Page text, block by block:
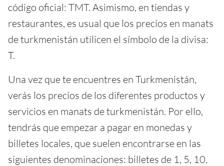
código oficial: TMT. Asimismo, en tiendas y
restaurantes, es usual que los precios en manats
de turkmenistán utilicen el símbolo de la divisa:
T.
Una vez que te encuentres en Turkmenistán,
verás los precios de los diferentes productos y
servicios en manats de turkmenistán. Por ello,
tendrás que empezar a pagar en monedas y
billetes locales, que suelen encontrarse en las
siguientes denominaciones: billetes de 1, 5, 10,